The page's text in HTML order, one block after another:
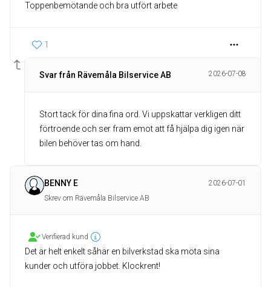
Toppenbemötande och bra utfört arbete
1
Svar från Rävemåla Bilservice AB 2026-07-08
Stort tack för dina fina ord. Vi uppskattar verkligen ditt
förtroende och ser fram emot att få hjälpa dig igen när
bilen behöver tas om hand.
BENNY E
2026-07-01
Skrev om Rävemåla Bilservice AB
Verifierad kund
Det är helt enkelt såhär en bilverkstad ska möta sina
kunder och utföra jobbet. Klockrent!